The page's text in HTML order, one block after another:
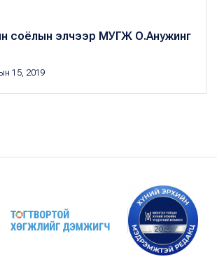
соёлын элчээр МУГЖ О.Анужинг
15, 2019